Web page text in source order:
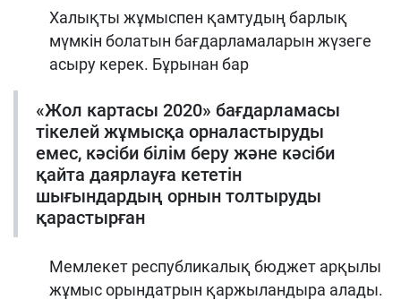
Халықты жұмыспен қамтудың барлық
мүмкін болатын бағдарламаларын жүзеге
асыру керек. Бұрынан бар
«Жол картасы 2020» бағдарламасы
тікелей жұмысқа орналастыруды
емес, кәсіби білім беру және кәсіби
қайта даярлауға кететін
шығындардың орнын толтыруды
қарастырған
Мемлекет республикалық бюджет арқылы
жұмыс орындатрын қаржыландыра алады.